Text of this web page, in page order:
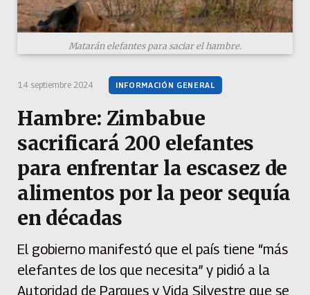
14 septiembre 2024 INFORMACIÓN GENERAL
Hambre: Zimbabue
sacrificará 200 elefantes
para enfrentar la escasez de
alimentos por la peor sequía
en décadas
El gobierno manifestó que el país tiene “más
elefantes de los que necesita” y pidió a la
Autoridad de Parques y Vida Silvestre que se
Matarán elefantes para saciar el hambre.